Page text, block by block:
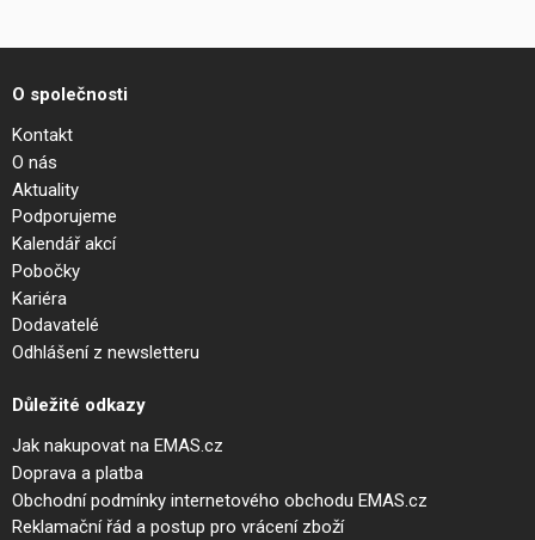
O společnosti
Kontakt
O nás
Aktuality
Podporujeme
Kalendář akcí
Pobočky
Kariéra
Dodavatelé
Odhlášení z newsletteru
Důležité odkazy
Jak nakupovat na EMAS.cz
Doprava a platba
Obchodní podmínky internetového obchodu EMAS.cz
Reklamační řád a postup pro vrácení zboží